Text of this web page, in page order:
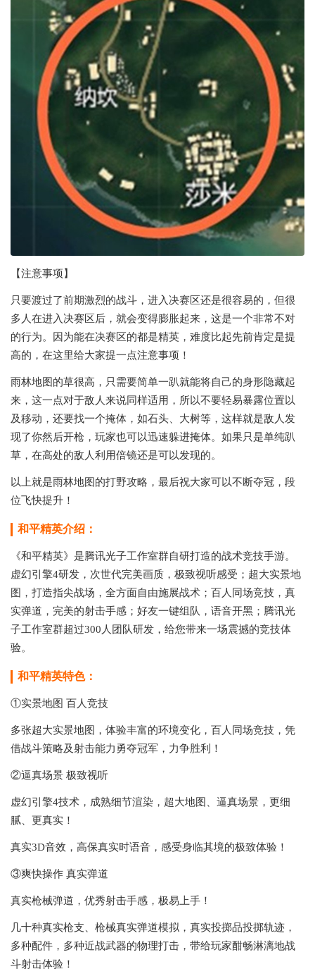
【注意事项】
只要渡过了前期激烈的战斗，进入决赛区还是很容易的，但很
多人在进入决赛区后，就会变得膨胀起来，这是一个非常不对
的行为。因为能在决赛区的都是精英，难度比起先前肯定是提
高的，在这里给大家提一点注意事项！
雨林地图的草很高，只需要简单一趴就能将自己的身形隐藏起
来，这一点对于敌人来说同样适用，所以不要轻易暴露位置以
及移动，还要找一个掩体，如石头、大树等，这样就是敌人发
现了你然后开枪，玩家也可以迅速躲进掩体。如果只是单纯趴
草，在高处的敌人利用倍镜还是可以发现的。
以上就是雨林地图的打野攻略，最后祝大家可以不断夺冠，段
位飞快提升！
和平精英介绍：
《和平精英》是腾讯光子工作室群自研打造的战术竞技手游。
虚幻引擎4研发，次世代完美画质，极致视听感受；超大实景地
图，打造指尖战场，全方面自由施展战术；百人同场竞技，真
实弹道，完美的射击手感；好友一键组队，语音开黑；腾讯光
子工作室群超过300人团队研发，给您带来一场震撼的竞技体
验。
和平精英特色：
①实景地图 百人竞技
多张超大实景地图，体验丰富的环境变化，百人同场竞技，凭
借战斗策略及射击能力勇夺冠军，力争胜利！
②逼真场景 极致视听
虚幻引擎4技术，成熟细节渲染，超大地图、逼真场景，更细
腻、更真实！
真实3D音效，高保真实时语音，感受身临其境的极致体验！
③爽快操作 真实弹道
真实枪械弹道，优秀射击手感，极易上手！
几十种真实枪支、枪械真实弹道模拟，真实投掷品投掷轨迹，
多种配件，多种近战武器的物理打击，带给玩家酣畅淋漓地战
斗射击体验！